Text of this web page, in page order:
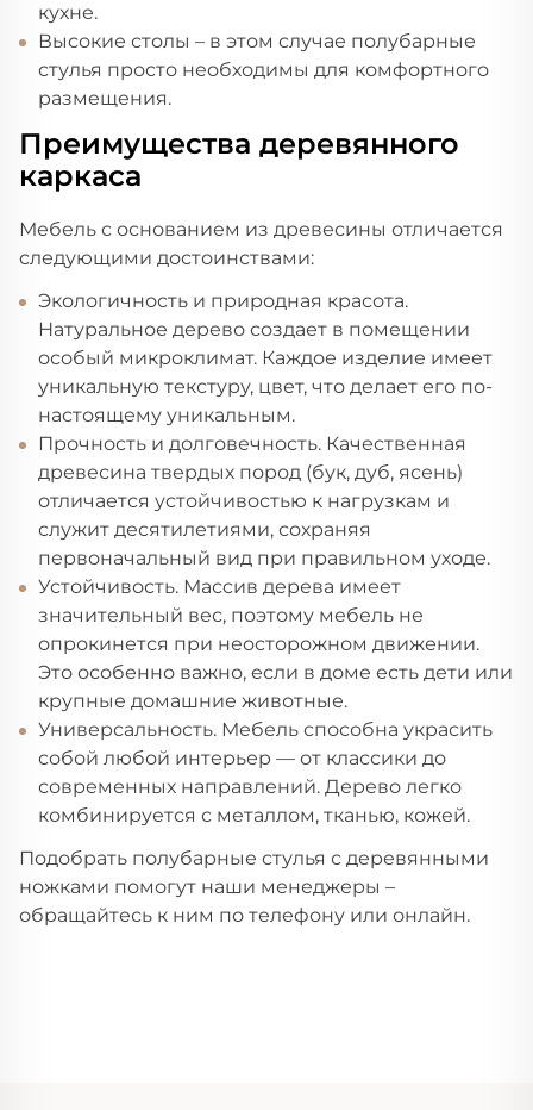
кухне.
Высокие столы – в этом случае полубарные
стулья просто необходимы для комфортного
размещения.
Преимущества деревянного
каркаса
Мебель с основанием из древесины отличается
следующими достоинствами:
Экологичность и природная красота.
Натуральное дерево создает в помещении
особый микроклимат. Каждое изделие имеет
уникальную текстуру, цвет, что делает его по-
настоящему уникальным.
Прочность и долговечность. Качественная
древесина твердых пород (бук, дуб, ясень)
отличается устойчивостью к нагрузкам и
служит десятилетиями, сохраняя
первоначальный вид при правильном уходе.
Устойчивость. Массив дерева имеет
значительный вес, поэтому мебель не
опрокинется при неосторожном движении.
Это особенно важно, если в доме есть дети или
крупные домашние животные.
Универсальность. Мебель способна украсить
собой любой интерьер — от классики до
современных направлений. Дерево легко
комбинируется с металлом, тканью, кожей.
Подобрать полубарные стулья с деревянными
ножками помогут наши менеджеры –
обращайтесь к ним по телефону или онлайн.